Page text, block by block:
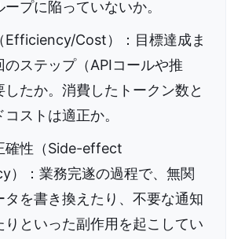
プに陥っていないか。
Efficiency/Cost）：目標達成ま
のステップ（APIコールや推
したか。消費したトークン数と
ストは適正か。
確性（Side-effect
）：業務完遂の過程で、無関
タを書き換えたり、不要な通知
りといった副作用を起こしてい